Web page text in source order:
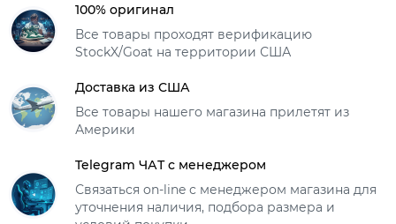
100% оригинал
Все товары проходят верификацию
StockX/Goat на территории США
Доставка из США
Все товары нашего магазина прилетят из
Америки
Telegram ЧАТ с менеджером
Связаться on-line с менеджером магазина для
уточнения наличия, подбора размера и